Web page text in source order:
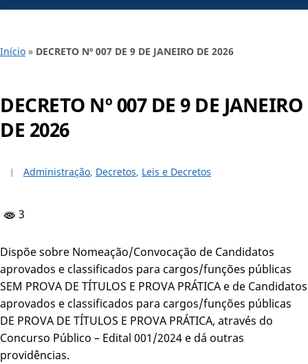
Início » DECRETO Nº 007 DE 9 DE JANEIRO DE 2026
DECRETO Nº 007 DE 9 DE JANEIRO
DE 2026
Administração, Decretos, Leis e Decretos
3
Dispõe sobre Nomeação/Convocação de Candidatos
aprovados e classificados para cargos/funções públicas
SEM PROVA DE TÍTULOS E PROVA PRÁTICA e de Candidatos
aprovados e classificados para cargos/funções públicas
DE PROVA DE TÍTULOS E PROVA PRÁTICA, através do
Concurso Público – Edital 001/2024 e dá outras
providências.